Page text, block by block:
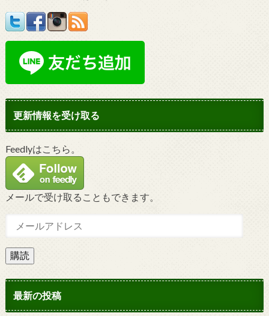
更新情報を受け取る
Feedlyはこちら。
メールで受け取ることもできます。
購読
最新の投稿